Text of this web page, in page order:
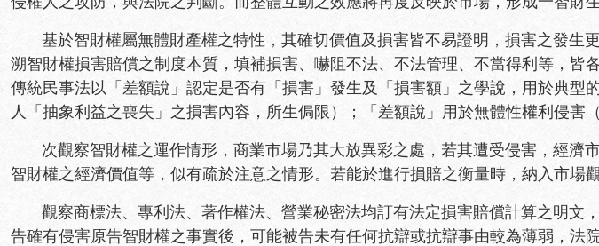
基於智財權屬無體財產權之特性，其確切價值及損害皆不易證明，損害之發生
溯智財權損害賠償之制度本質，填補損害、嚇阻不法、不法管理、不當得利等，皆
傳統民事法以「差額說」認定是否有「損害」發生及「損害額」之學說，用於典
人「抽象利益之喪失」之損害內容，所生侷限）；「差額說」用於無體性權利侵害
次觀察智財權之運作情形，商業市場乃其大放異彩之處，若其遭受侵害，經濟
智財權之經濟價值等，似有疏於注意之情形。若能於進行損賠之衡量時，納入市場
觀察商標法、專利法、著作權法、營業秘密法均訂有法定損害賠償計算之明文
告確有侵害原告智財權之事實後，可能被告未有任何抗辯或抗辯事由較為薄弱，